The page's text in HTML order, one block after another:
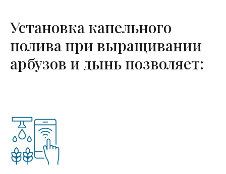
Установка капельного
полива при выращивании
арбузов и дынь позволяет: